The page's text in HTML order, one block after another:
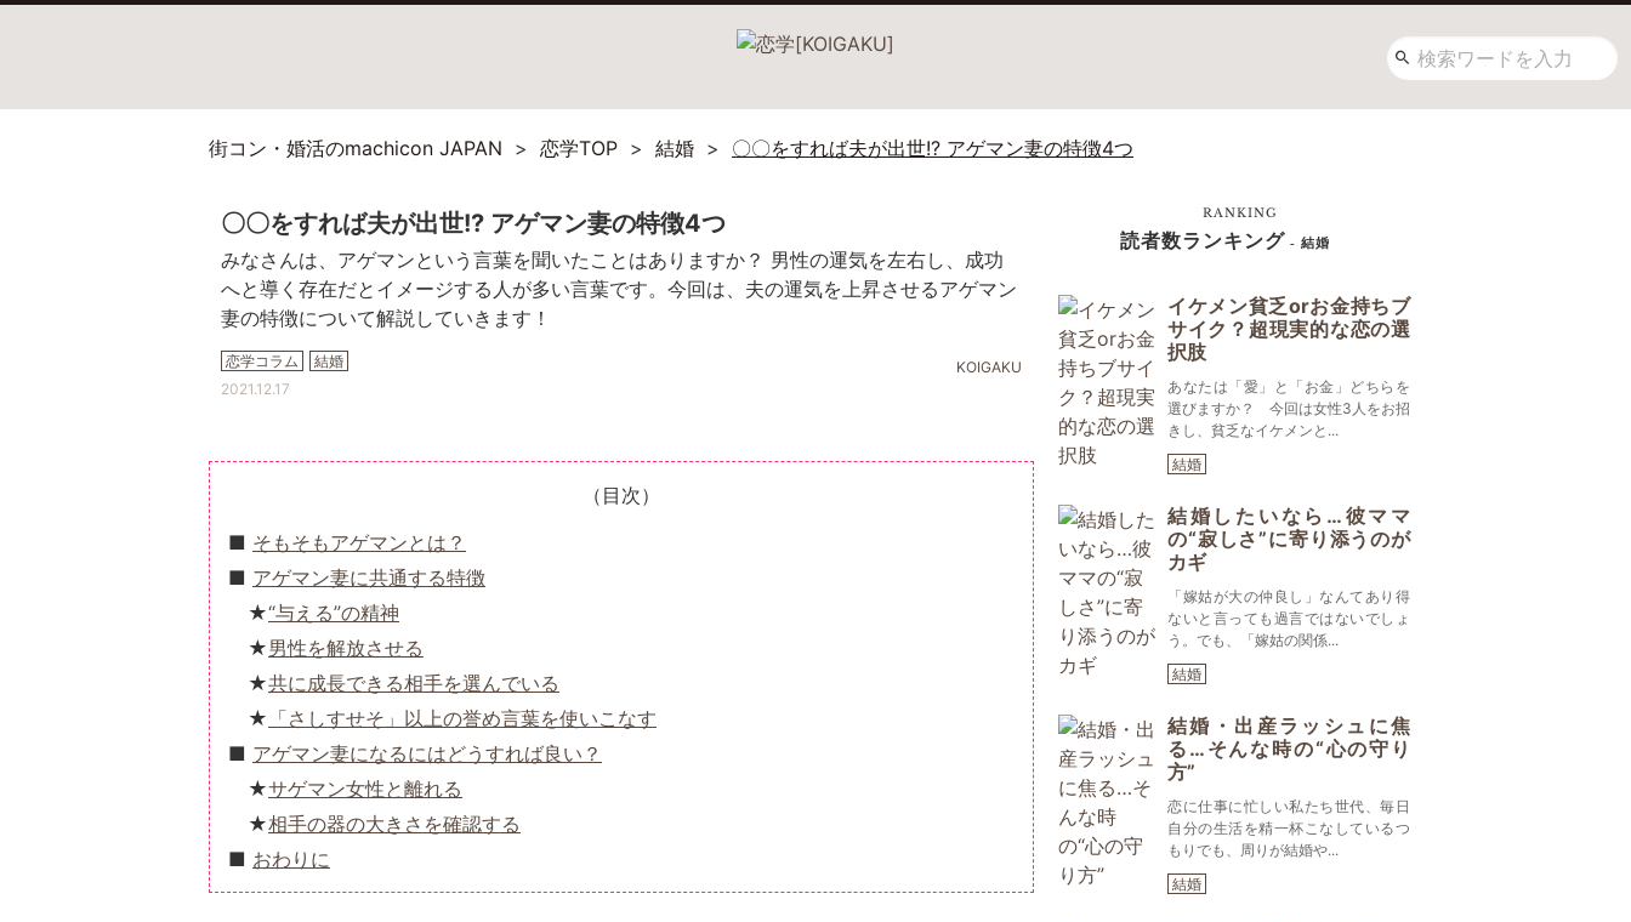
街コン・婚活のmachicon JAPAN 恋学TOP 結婚 〇〇をすれば夫が出世!? アゲマン妻の特徴4つ
〇〇をすれば夫が出世!? アゲマン妻の特徴4つ
みなさんは、アゲマンという言葉を聞いたことはありますか？ 男性の運気を左右し、成功
へと導く存在だとイメージする人が多い言葉です。今回は、夫の運気を上昇させるアゲマン
妻の特徴について解説していきます！
恋学コラム 結婚
KOIGAKU
2021.12.17
（目次）
そもそもアゲマンとは？
アゲマン妻に共通する特徴
“与える”の精神
男性を解放させる
共に成長できる相手を選んでいる
「さしすせそ」以上の誉め言葉を使いこなす
アゲマン妻になるにはどうすれば良い？
サゲマン女性と離れる
相手の器の大きさを確認する
おわりに
RANKING
読者数ランキング - 結婚
イケメン貧乏orお金持ちブ
サイク？超現実的な恋の選
択肢
あなたは「愛」と「お金」どちらを
選びますか？ 今回は女性3人をお招
きし、貧乏なイケメンと...
結婚
結婚したいなら…彼ママ
の“寂しさ”に寄り添うのが
カギ
「嫁姑が大の仲良し」なんてあり得
ないと言っても過言ではないでしょ
う。でも、「嫁姑の関係...
結婚
結婚・出産ラッシュに焦
る…そんな時の“心の守り
方”
恋に仕事に忙しい私たち世代、毎日
自分の生活を精一杯こなしているつ
もりでも、周りが結婚や...
結婚